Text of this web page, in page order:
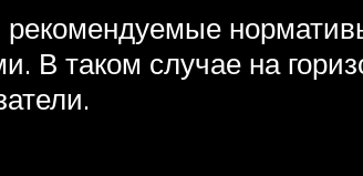
рекомендуемые
В таком случае на